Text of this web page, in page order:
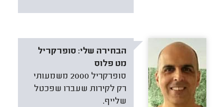
הבחירה שלי: סופרקריל
מט פלוס
סופרקריל 2000 משמעותי
רק לקירות שעברו שפכטל
שלייף.